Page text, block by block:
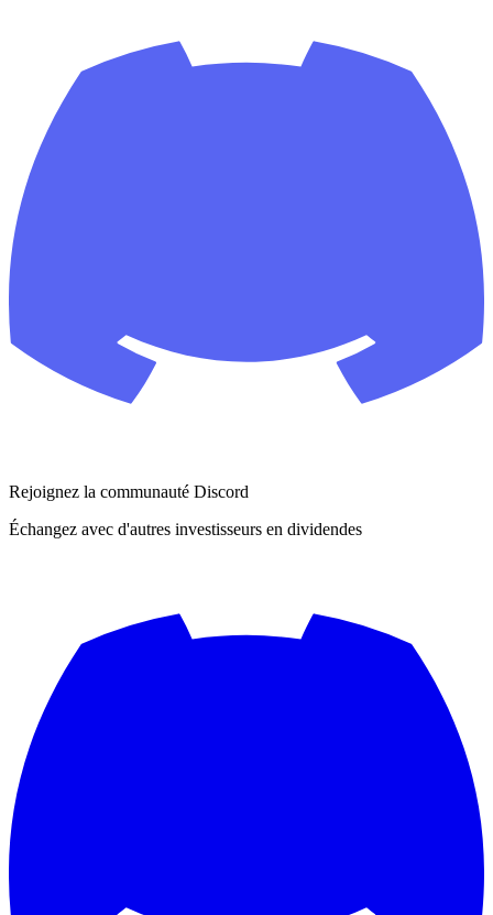
Rejoignez la communauté Discord
Échangez avec d'autres investisseurs en dividendes